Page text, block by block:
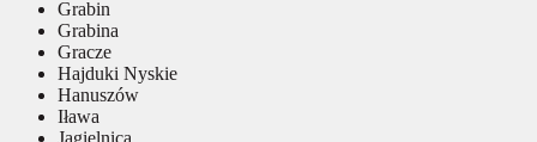
Grabin
Grabina
Gracze
Hajduki Nyskie
Hanuszów
Iława
Jagielnica